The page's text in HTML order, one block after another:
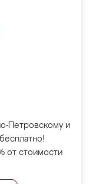
Петровскому и
от стоимости